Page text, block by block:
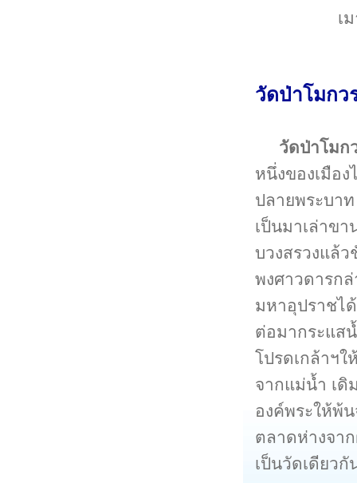
เ
วัดป่าโมกว
วัดป่าโมก
หนึ่งของเมือ
ปลายพระบา
เป็นมาเล่าข
บวงสรวงแล้
พงศาวดารก
มหาอุปราชไ
ต่อมากระแส
โปรดเกล้าฯ
จากแม่น้ำ เดิ
องค์พระให้พ้
ตลาดห่างจา
เป็นวัดเดียว